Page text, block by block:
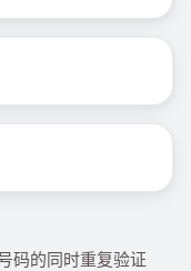
码的同时重复验证